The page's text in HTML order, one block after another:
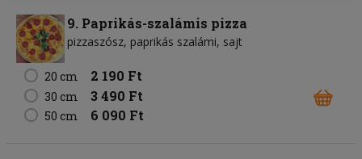
9. Paprikás-szalámis pizza
pizzaszósz paprikás szalámi sajt
20 cm 2 190 Ft
30 cm 3 490 Ft
50 cm 6 090 Ft